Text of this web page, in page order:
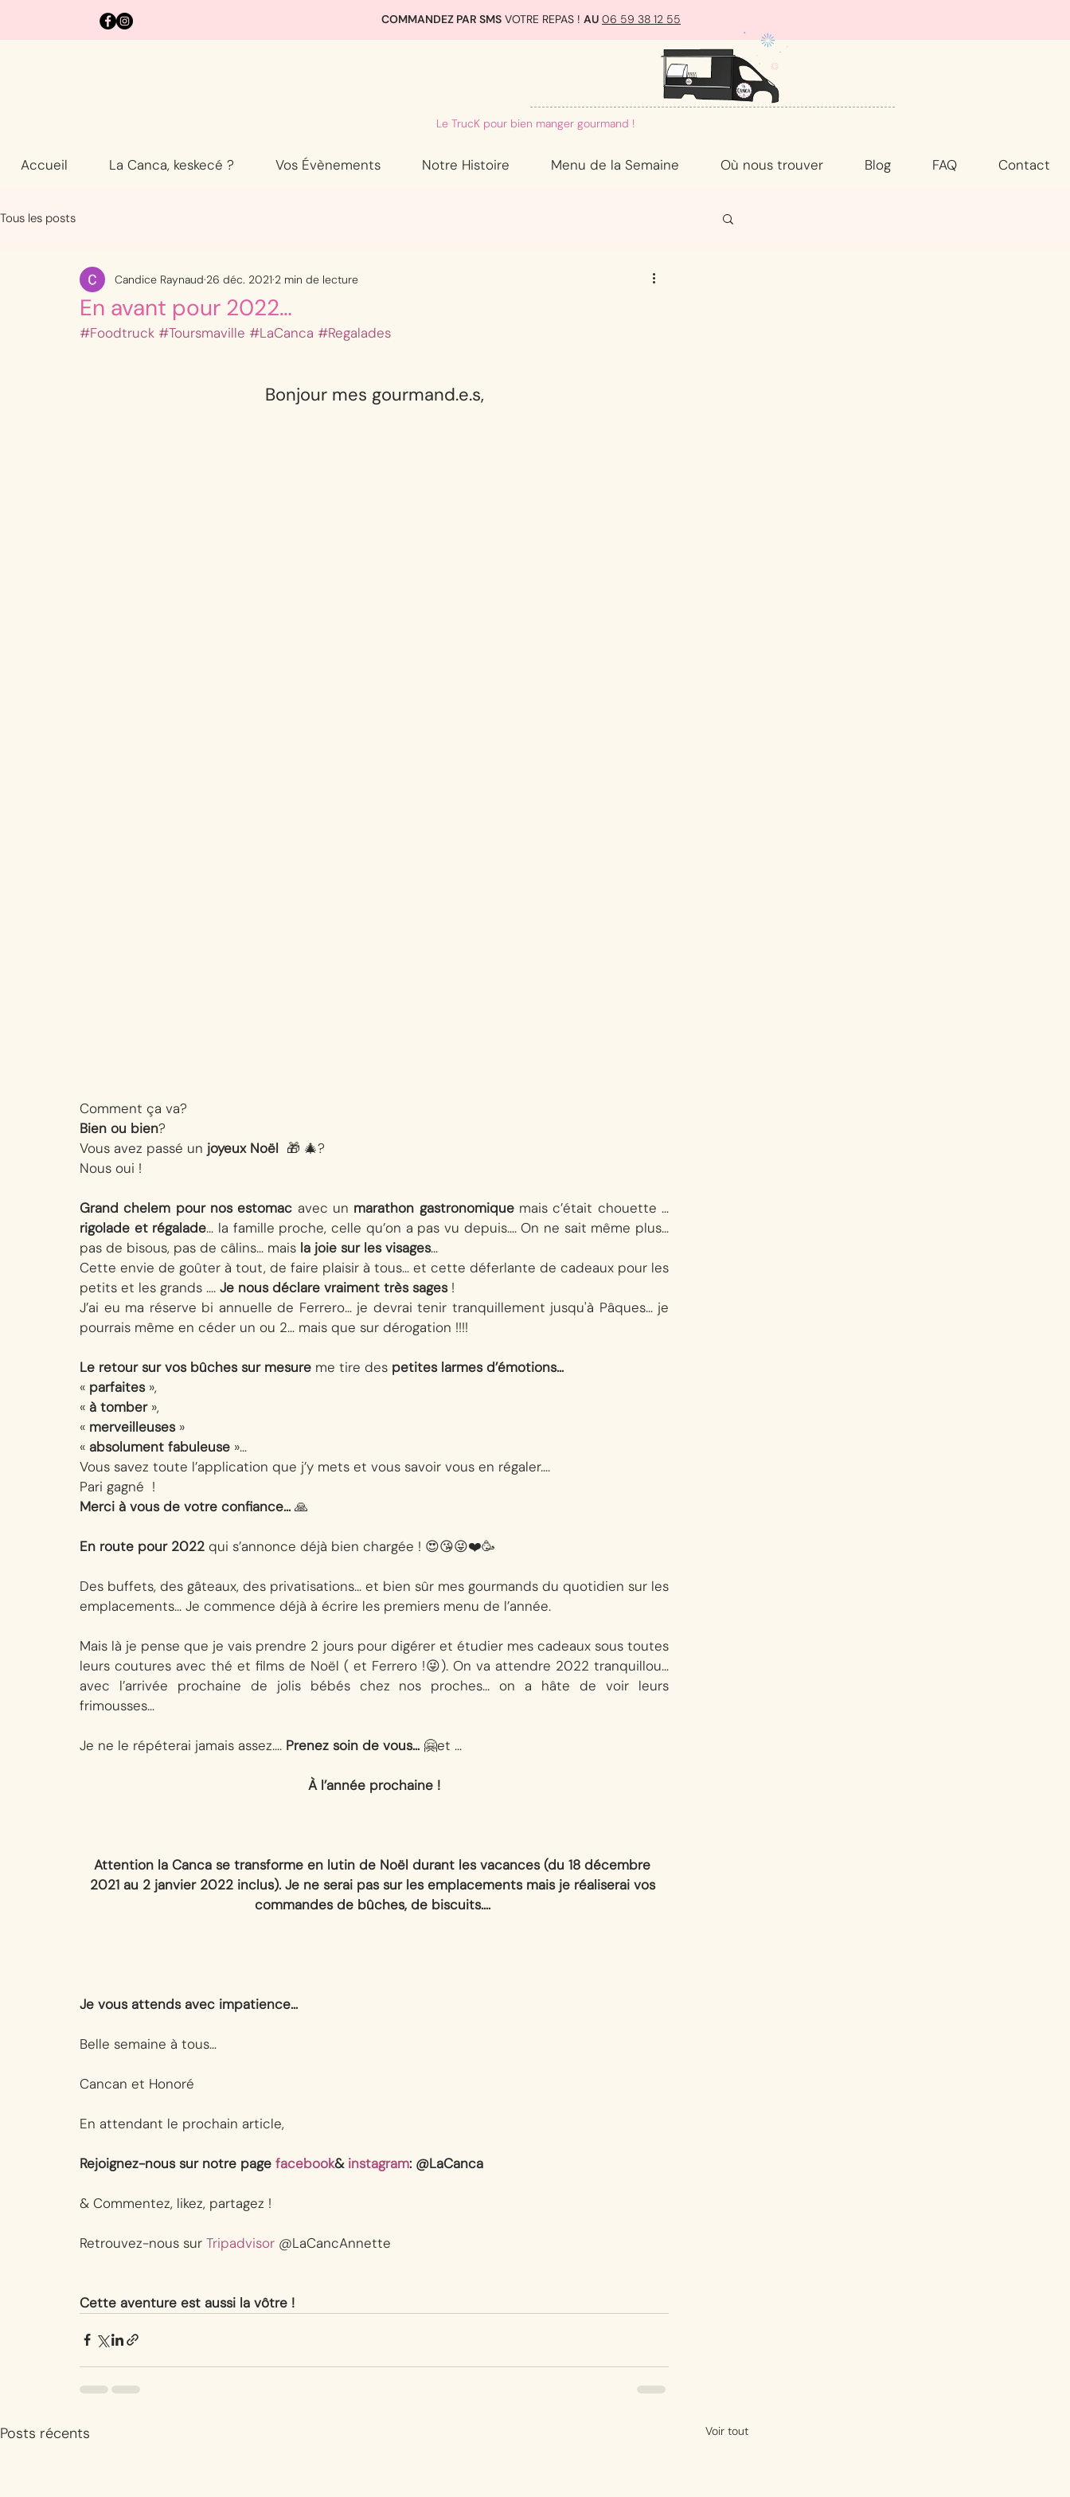
COMMANDEZ PAR SMS VOTRE REPAS ! AU 06 59 38 12 55
Le TrucK pour bien manger gourmand !
Accueil La Canca, keskecé ? Vos Évènements Notre Histoire Menu de la Semaine Où nous trouver Blog FAQ Contact
Tous les posts
En avant pour 2022…
Candice Raynaud 26 déc. 2021 2 min de lecture
#Foodtruck #Toursmaville #LaCanca #Regalades
Bonjour mes gourmand.e.s,
Comment ça va?
Bien ou bien?
Vous avez passé un joyeux Noël
  🎁 🎄?
Nous oui !
Grand chelem pour nos estomac avec un marathon gastronomique
rigolade et régalade… la famille proche, celle qu’on a pas vu depuis…. On ne sait même plus…
pas de bisous, pas de câlins… mais la joie sur les visages…
Cette envie de goûter à tout, de faire plaisir à tous… et cette déferlante de cadeaux pour les
petits et les grands …. Je nous déclare vraiment très sages !
J’ai eu ma réserve bi annuelle de Ferrero… je devrai tenir tranquillement jusqu'à Pâques… je
pourrais même en céder un ou 2… mais que sur dérogation !!!!
Le retour sur vos bûches sur mesure me tire des petites larmes d’émotions…
« parfaites »,
« à tomber »,
« merveilleuses »
« absolument fabuleuse »…
Vous savez toute l’application que j’y mets et vous savoir vous en régaler….
Pari gagné  !
Merci à vous de votre confiance… 🙏
En route pour 2022 qui s’annonce déjà bien chargée ! 😍😘😜❤️🥳
Des buffets, des gâteaux, des privatisations… et bien sûr mes gourmands du quotidien sur les
emplacements… Je commence déjà à écrire les premiers menu de l’année.
Mais là je pense que je vais prendre 2 jours pour digérer et étudier mes cadeaux sous toutes
leurs coutures avec thé et films de Noël ( et Ferrero !😜). On va attendre 2022 tranquillou…
avec l’arrivée prochaine de jolis bébés chez nos proches… on a hâte de voir leurs
frimousses…
Je ne le répéterai jamais assez…. Prenez soin de vous… 🤗et …
À l’année prochaine !
Attention la Canca se transforme en lutin de Noël durant les vacances (du 18 décembre
2021 au 2 janvier 2022 inclus). Je ne serai pas sur les emplacements mais je réaliserai vos
commandes de bûches, de biscuits….
Je vous attends avec impatience…
Belle semaine à tous…
Cancan et Honoré
En attendant le prochain article,
Rejoignez-nous sur notre page facebook& instagram: @LaCanca
& Commentez, likez, partagez !
Retrouvez-nous sur Tripadvisor @LaCancAnnette
Cette aventure est aussi la vôtre !
Posts récents Voir tout